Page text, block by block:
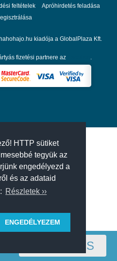
HTTP sütiket
tegyük az
engedélyezd a
és az adataid
Részletek ››
ENGEDÉLYEZEM
SZŰRÉS
feltételek
Apróhirdetés feladása
kiadója a GlobalPlaza Kft.
fizetési partnere az .